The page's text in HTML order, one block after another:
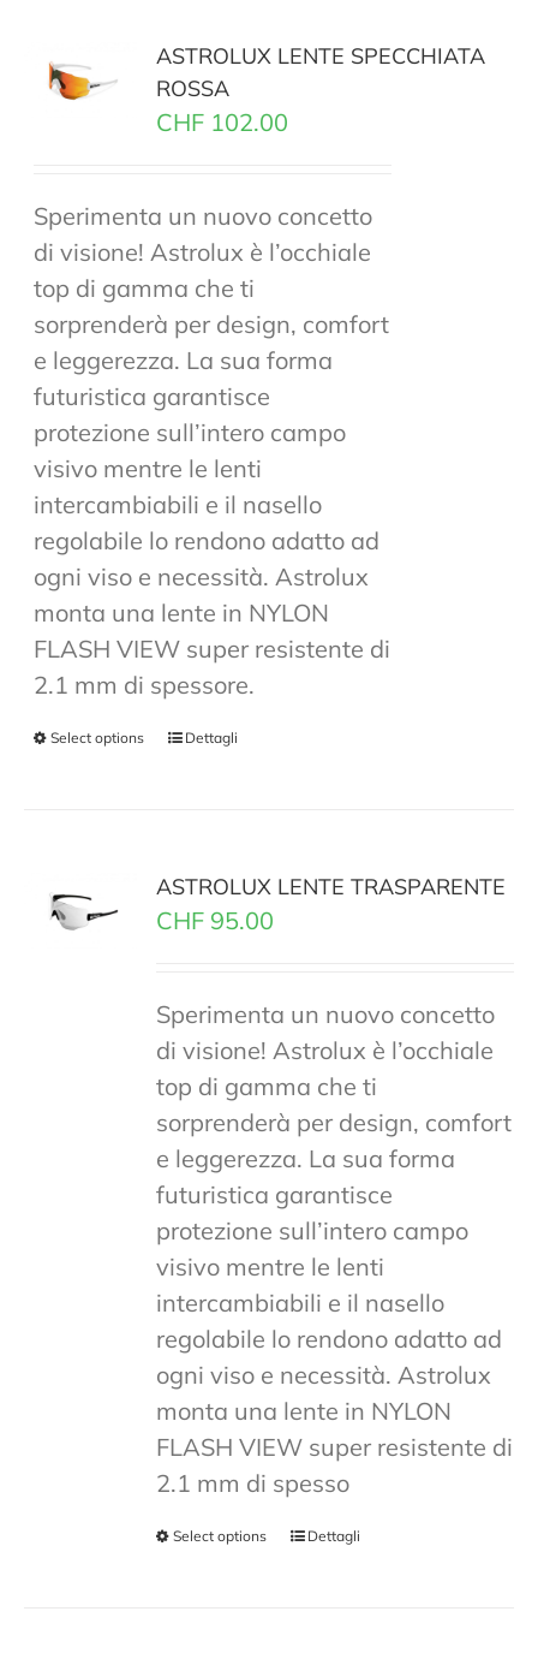
ASTROLUX LENTE SPECCHIATA
ROSSA
CHF 102.00
Sperimenta un nuovo concetto
di visione! Astrolux è l’occhiale
top di gamma che ti
sorprenderà per design, comfort
e leggerezza. La sua forma
futuristica garantisce
protezione sull’intero campo
visivo mentre le lenti
intercambiabili e il nasello
regolabile lo rendono adatto ad
ogni viso e necessità. Astrolux
monta una lente in NYLON
FLASH VIEW super resistente di
2.1 mm di spessore.
Select options Dettagli
ASTROLUX LENTE TRASPARENTE
CHF 95.00
Sperimenta un nuovo concetto
di visione! Astrolux è l’occhiale
top di gamma che ti
sorprenderà per design, comfort
e leggerezza. La sua forma
futuristica garantisce
protezione sull’intero campo
visivo mentre le lenti
intercambiabili e il nasello
regolabile lo rendono adatto ad
ogni viso e necessità. Astrolux
monta una lente in NYLON
FLASH VIEW super resistente di
2.1 mm di spesso
Select options Dettagli